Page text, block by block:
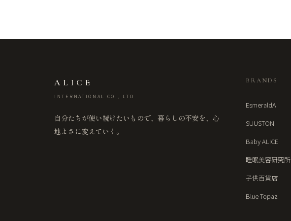
ALICE
INTERNATIONAL CO., LTD
自分たちが使い続けたいもので、暮らしの不安を、心
地よさに変えていく。
BRANDS
EsmeraldA
SUUSTON
Baby ALICE
睡眠美容研究所
子供百貨店
Blue Topaz